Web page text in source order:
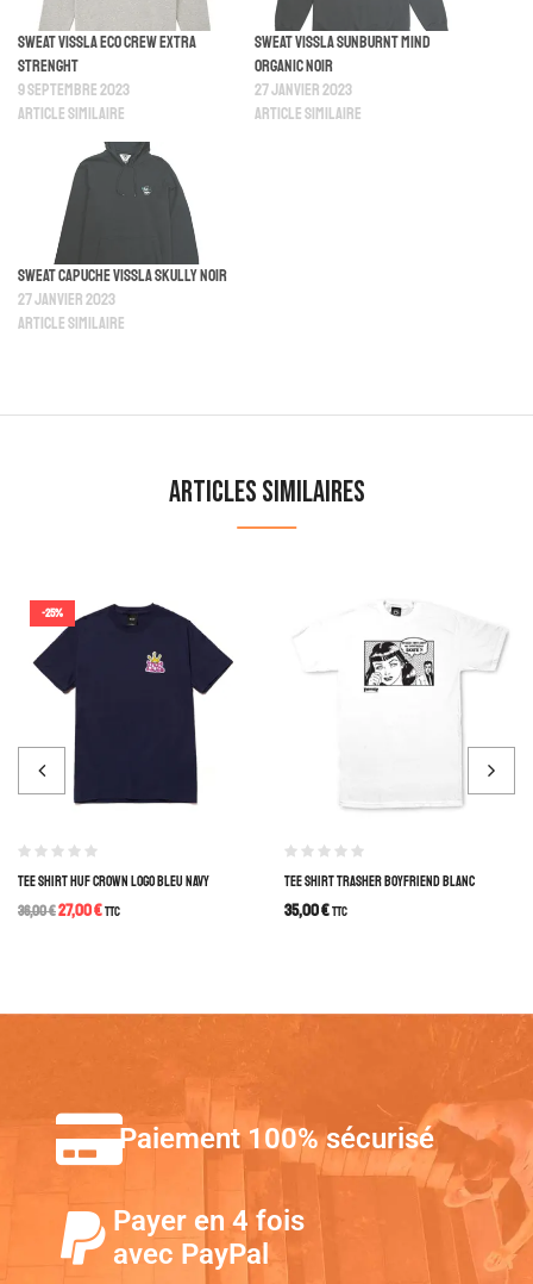
Sweat Vissla Eco Crew Extra
Strenght
9 septembre 2023
Article similaire
Sweat Vissla Sunburnt Mind
Organic Noir
27 janvier 2023
Article similaire
Sweat Capuche Vissla Skully Noir
27 janvier 2023
Article similaire
Articles similaires
-25%
TEE SHIRT HUF CROWN LOGO BLEU NAVY
36,00€27,00€TTC
TEE SHIRT TRASHER BOYFRIEND BLANC
35,00€TTC
Paiement 100% sécurisé
Payer en 4 fois
avec PayPal